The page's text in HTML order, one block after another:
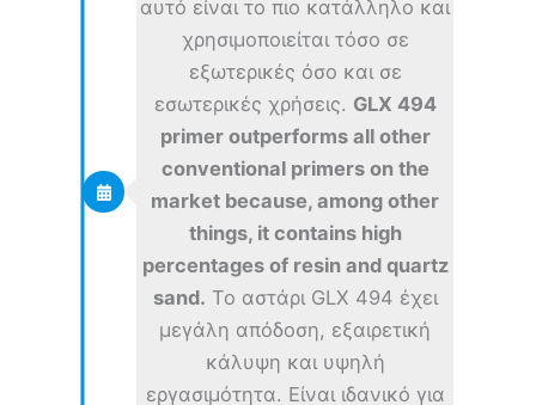
αυτό είναι το πιο κατάλληλο και
χρησιμοποιείται τόσο σε
εξωτερικές όσο και σε
εσωτερικές χρήσεις. GLX 494
primer outperforms all other
conventional primers on the
market because, among other
things, it contains high
percentages of resin and quartz
sand. Το αστάρι GLX 494 έχει
μεγάλη απόδοση, εξαιρετική
κάλυψη και υψηλή
εργασιμότητα. Είναι ιδανικό για